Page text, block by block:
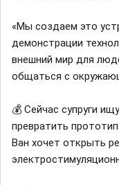
«Мы создаем это
демонстрации
внешний мир для
общаться с
💰 Сейчас супруги
превратить
Ван хочет открыть